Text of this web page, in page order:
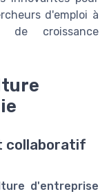
d'emploi à
croissance
collaboratif
d'entreprise